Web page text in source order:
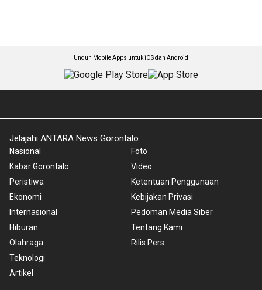
Unduh Mobile Apps untuk iOS dan Android
Jelajahi ANTARA News Gorontalo
Nasional
Kabar Gorontalo
Peristiwa
Ekonomi
Internasional
Hiburan
Olahraga
Teknologi
Artikel
Foto
Video
Ketentuan Penggunaan
Kebijakan Privasi
Pedoman Media Siber
Tentang Kami
Rilis Pers